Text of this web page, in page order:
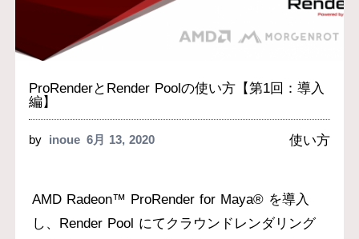
ProRenderとRender Poolの使い方【第1回：導入
編】
by inoue 6月 13, 2020 使い方
AMD Radeon™ ProRender for Maya® を導入
し、Render Pool にてクラウンドレンダリング